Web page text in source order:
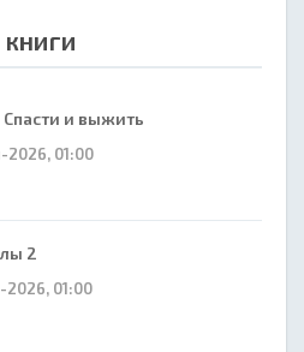
Спасти и выжить
01:00
2
01:00